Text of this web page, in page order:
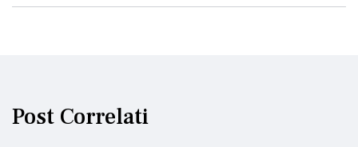
Post Correlati